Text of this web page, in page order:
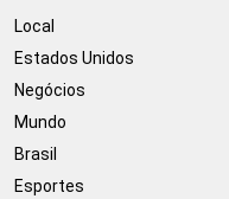
Local
Estados Unidos
Negócios
Mundo
Brasil
Esportes